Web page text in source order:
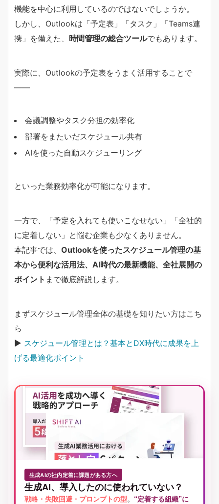
機能を中心に利用しているのではないでしょうか。
しかし、Outlookは「予定表」「タスク」「Teams連
携」を備えた、 時間管理の総合ツールでもあります。
実際に、Outlookの予定表をうまく活用することで
――
会議調整やタスク分担の効率化
部署をまたいだスケジュール共有
AIを使った自動スケジューリング
といった業務効率化が可能になります。
一方で、「予定を入れても使いこなせない」「全社的
に定着しない」と悩む企業も少なくありません。
本記事では、 Outlookを使ったスケジュール管理の基
本から便利な活用法、AI時代の最新機能、全社展開の
ポイント まで徹底解説します。
まずスケジュール管理全体の基礎を知りたい方はこち
ら
▶ スケジュール管理とは？基本とDX時代に成果を上
げる最適化ポイント
生成AIの社内定着に課題がある方へ
生成AI、導入したのに使われていない？
戦略・失敗回避・プロンプトの型。 “定着する組織”に